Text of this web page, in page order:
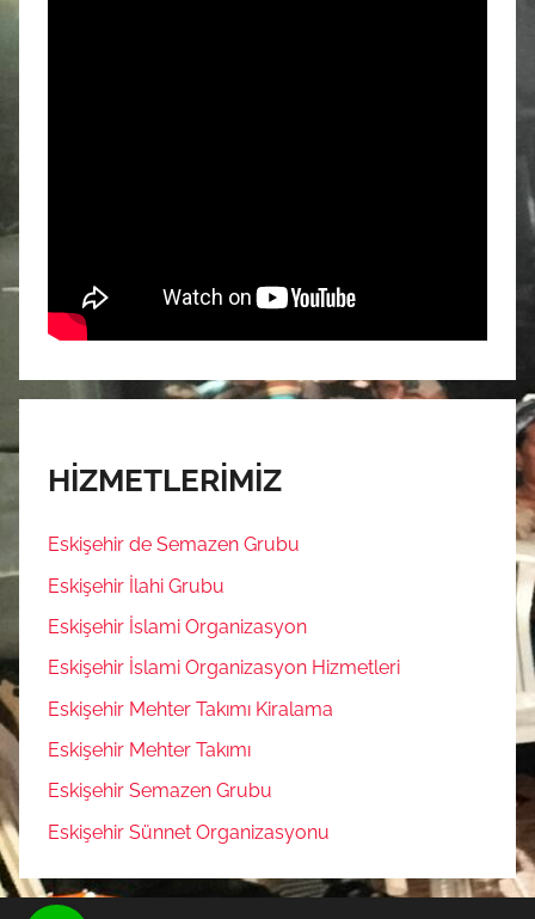
HİZMETLERİMİZ
Eskişehir de Semazen Grubu
Eskişehir İlahi Grubu
Eskişehir İslami Organizasyon
Eskişehir İslami Organizasyon Hizmetleri
Eskişehir Mehter Takımı Kiralama
Eskişehir Mehter Takımı
Eskişehir Semazen Grubu
Eskişehir Sünnet Organizasyonu